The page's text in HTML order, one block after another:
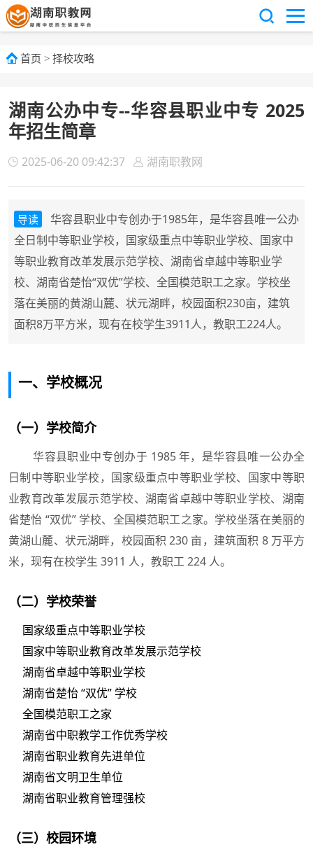
首页 > 择校攻略
湖南公办中专--华容县职业中专 2025
年招生简章
2025-06-20 09:42:37 湖南职教网
导读
华容县职业中专创办于1985年，是华容县唯一公办
全日制中等职业学校，国家级重点中等职业学校、国家中
等职业教育改革发展示范学校、湖南省卓越中等职业学
校、湖南省楚怡“双优”学校、全国模范职工之家。学校坐
落在美丽的黄湖山麓、状元湖畔，校园面积230亩，建筑
面积8万平方米，现有在校学生3911人，教职工224人。
一、学校概况
（一）学校简介
华容县职业中专创办于 1985 年，是华容县唯一公办全
日制中等职业学校，国家级重点中等职业学校、国家中等职
业教育改革发展示范学校、湖南省卓越中等职业学校、湖南
省楚怡 “双优” 学校、全国模范职工之家。学校坐落在美丽的
黄湖山麓、状元湖畔，校园面积 230 亩，建筑面积 8 万平方
米，现有在校学生 3911 人，教职工 224 人。
（二）学校荣誉
国家级重点中等职业学校
国家中等职业教育改革发展示范学校
湖南省卓越中等职业学校
湖南省楚怡 “双优” 学校
全国模范职工之家
湖南省中职教学工作优秀学校
湖南省职业教育先进单位
湖南省文明卫生单位
湖南省职业教育管理强校
（三）校园环境